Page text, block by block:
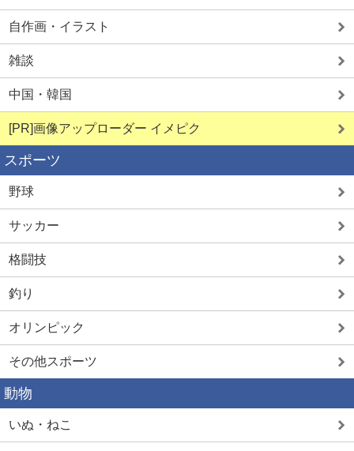
自作画・イラスト
雑談
中国・韓国
[PR]画像アップローダー イメピク
スポーツ
野球
サッカー
格闘技
釣り
オリンピック
その他スポーツ
動物
いぬ・ねこ